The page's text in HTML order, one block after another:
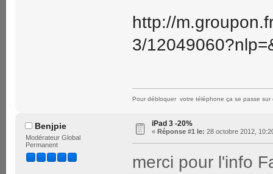
http://
3/
Pour débloquer votre téléphone ça se passe sur
Benjpie
Modérateur Global
Permanent
iPad 3 -20%
« Réponse #1 le: 28 octobre 2012,
merci pour l'info